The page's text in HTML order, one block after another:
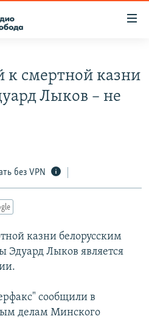
к смертной казни
Лыков – не
без VPN
казни белорусским
Эдуард Лыков является
сообщили в
делам Минского